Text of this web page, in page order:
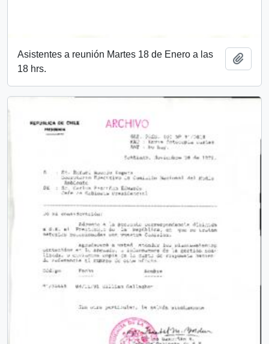
Asistentes a reunión Martes 18 de Enero a las
18 hrs.